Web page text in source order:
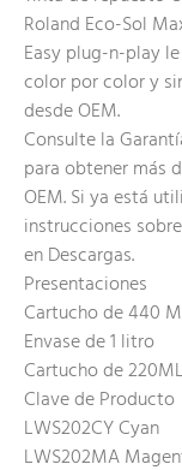
Roland Eco-Sol
Easy plug-n-play
color por color y
desde OEM.
Consulte la
para obtener más
OEM. Si ya está
instrucciones
en Descargas.
Presentaciones
Cartucho de 440
Envase de 1 litro
Cartucho de 220ML
Clave de Producto
LWS202CY Cyan
LWS202MA